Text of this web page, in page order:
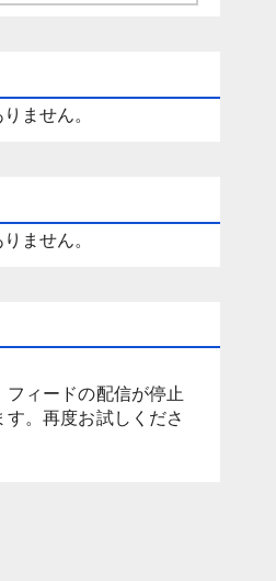
ません。
ません。
ィードの配信が停止
。再度お試しくださ